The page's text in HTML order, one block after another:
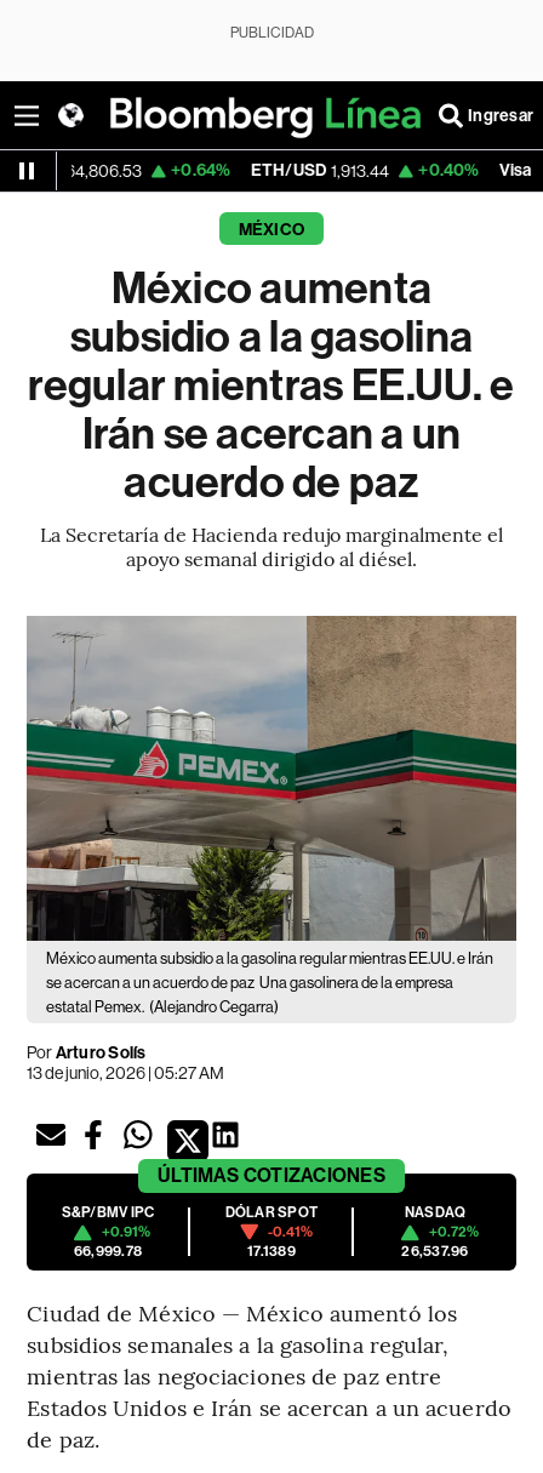
PUBLICIDAD
Ingresar
64,806.53 +0.64% ETH/USD 1,913.44 +0.40% Visa 367.09
MÉXICO
México aumenta
subsidio a la gasolina
regular mientras EE.UU. e
Irán se acercan a un
acuerdo de paz
La Secretaría de Hacienda redujo marginalmente el
apoyo semanal dirigido al diésel.
México aumenta subsidio a la gasolina regular mientras EE.UU. e Irán
se acercan a un acuerdo de paz Una gasolinera de la empresa
estatal Pemex. (Alejandro Cegarra)
PorArturo Solís
13 de junio, 2026 | 05:27 AM
ÚLTIMAS COTIZACIONES
S&P/BMV IPC
+0.91%
66,999.78
DÓLAR SPOT
-0.41%
17.1389
NASDAQ
+0.72%
26,537.96
Ciudad de México — México aumentó los
subsidios semanales a la gasolina regular,
mientras las negociaciones de paz entre
Estados Unidos e Irán se acercan a un acuerdo
de paz.